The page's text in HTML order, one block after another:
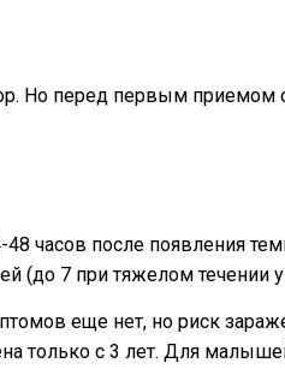
Но перед первым приемом
часов после появления
(до 7 при тяжелом течении у
еще нет, но риск
только с 3 лет. Для